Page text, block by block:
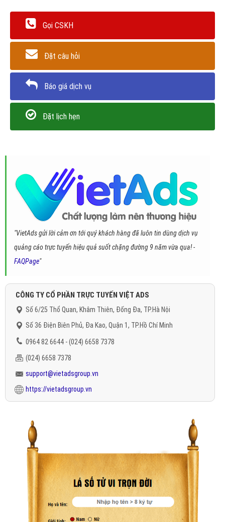
Gọi CSKH
Đặt câu hỏi
Báo giá dịch vụ
Đặt lịch hẹn
"VietAds gửi lời cảm ơn tới quý khách hàng đã luôn tin dùng dịch vụ
quảng cáo trực tuyến hiệu quả suốt chặng đường 9 năm vừa qua! -
FAQPage"
CÔNG TY CỔ PHẦN TRỰC TUYẾN VIỆT ADS
Số 6/25 Thổ Quan, Khâm Thiên, Đống Đa, TP.Hà Nội
Số 36 Điện Biên Phủ, Đa Kao, Quận 1, TP.Hồ Chí Minh
0964 82 6644 - (024) 6658 7378
(024) 6658 7378
support@vietadsgroup.vn
https://vietadsgroup.vn